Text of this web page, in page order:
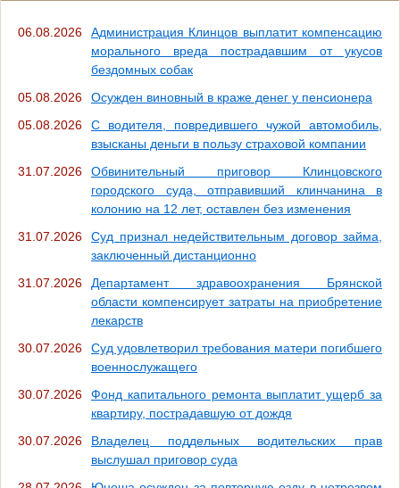
06.08.2026
Администрация Клинцов выплатит компенсацию
морального вреда пострадавшим от укусов
бездомных собак
05.08.2026
Осужден виновный в краже денег у пенсионера
05.08.2026
С водителя, повредившего чужой автомобиль,
взысканы деньги в пользу страховой компании
31.07.2026
Обвинительный приговор Клинцовского
городского суда, отправивший клинчанина в
колонию на 12 лет, оставлен без изменения
31.07.2026
Суд признал недействительным договор займа,
заключенный дистанционно
31.07.2026
Департамент здравоохранения Брянской
области компенсирует затраты на приобретение
лекарств
30.07.2026
Суд удовлетворил требования матери погибшего
военнослужащего
30.07.2026
Фонд капитального ремонта выплатит ущерб за
квартиру, пострадавшую от дождя
30.07.2026
Владелец поддельных водительских прав
выслушал приговор суда